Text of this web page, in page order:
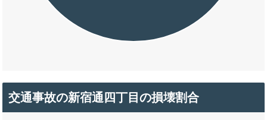
交通事故の新宿通四丁目の損壊割合